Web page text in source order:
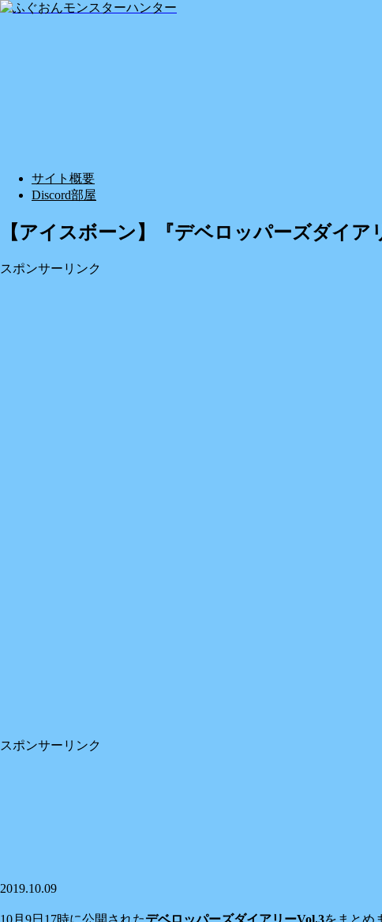
サイト概要
Discord部屋
【アイスボーン】『デベロッパーズダイア
スポンサーリンク
スポンサーリンク
2019.10.09
10月9日17時に公開されたデベロッパーズダイアリーVol.3をまとめ